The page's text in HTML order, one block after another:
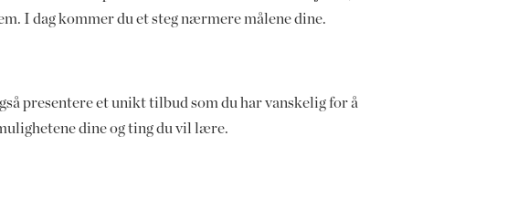
I dag kommer du et steg nærmere målene dine.
presentere et unikt tilbud som du har vanskelig for å
dine og ting du vil lære.